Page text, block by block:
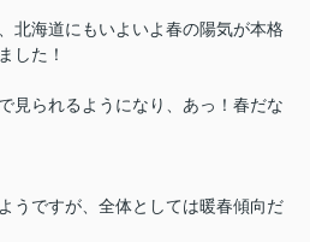
北海道にもいよいよ春の陽気が本格
した！
見られるようになり、あっ！春だな
うですが、全体としては暖春傾向だ